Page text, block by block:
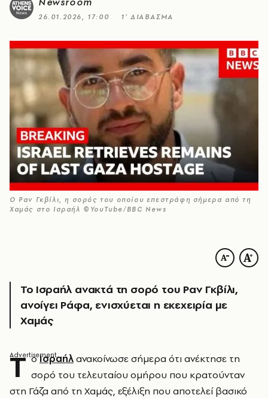
26.01.2026, 17:00 1’ ΔΙΑΒΑΣΜΑ
Ο Ραν Γκβίλι, η σορός του οποίου επεστράφη σήμερα από τη
Χαμάς στο Ισραήλ ©YouTube/BBC News
Το Ισραήλ ανακτά τη σορό του Ραν Γκβίλι,
ανοίγει Ράφα, ενισχύεται η εκεχειρία με
Χαμάς
Τ οΙσραήλανακοίνωσε σήμερα ότι ανέκτησε τη
σορό του τελευταίου ομήρου που κρατούνταν
στη Γάζα από τη Χαμάς, εξέλιξη που αποτελεί βασικό